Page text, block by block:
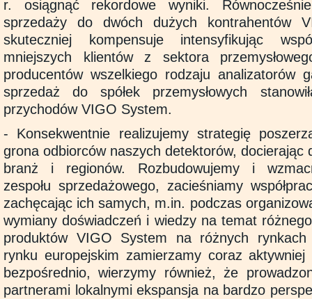
r. osiągnąć rekordowe wyniki.
sprzedaży do dwóch dużych kontrahentów
skuteczniej kompensuje intensyfikując
mniejszych klientów z sektora
producentów wszelkiego rodzaju analizatorów
sprzedaż do spółek przemysłowych
przychodów VIGO System.
- Konsekwentnie realizujemy strategię
grona odbiorców naszych detektorów, docierając
branż i regionów. Rozbudowujemy i
zespołu sprzedażowego, zacieśniamy
zachęcając ich samych, m.in. podczas
wymiany doświadczeń i wiedzy na temat
produktów VIGO System na różnych rynkach
rynku europejskim zamierzamy coraz aktywniej
bezpośrednio, wierzymy również, że
partnerami lokalnymi ekspansja na bardzo